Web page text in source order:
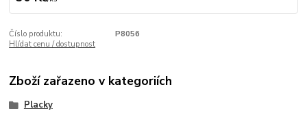
Číslo produktu:
P8056
Hlídat cenu / dostupnost
Zboží zařazeno v kategoriích
Placky